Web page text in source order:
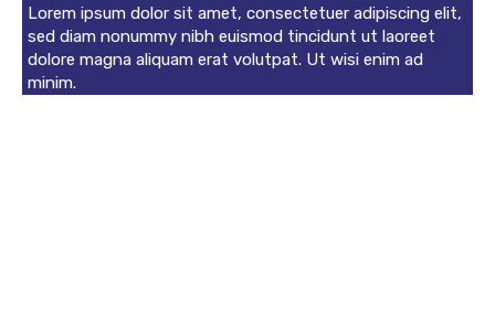
Lorem ipsum dolor sit amet, consectetuer adipiscing elit,
sed diam nonummy nibh euismod tincidunt ut laoreet
dolore magna aliquam erat volutpat. Ut wisi enim ad
minim.